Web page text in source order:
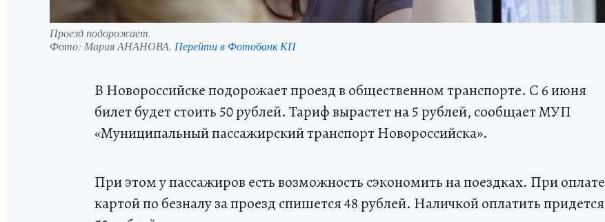
Проезд подорожает.
Фото: Мария АНАНОВА. Перейти в Фотобанк КП
В Новороссийске подорожает проезд в общественном транспорте. С 6 июня
билет будет стоить 50 рублей. Тариф вырастет на 5 рублей, сообщает МУП
«Муниципальный пассажирский транспорт Новороссийска».
При этом у пассажиров есть возможность сэкономить на поездках. При оплате
картой по безналу за проезд спишется 48 рублей. Наличкой оплатить придется